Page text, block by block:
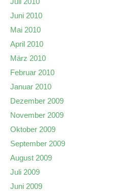
Juni 2010
Mai 2010
April 2010
März 2010
Februar 2010
Januar 2010
Dezember 2009
November 2009
Oktober 2009
September 2009
August 2009
Juli 2009
Juni 2009